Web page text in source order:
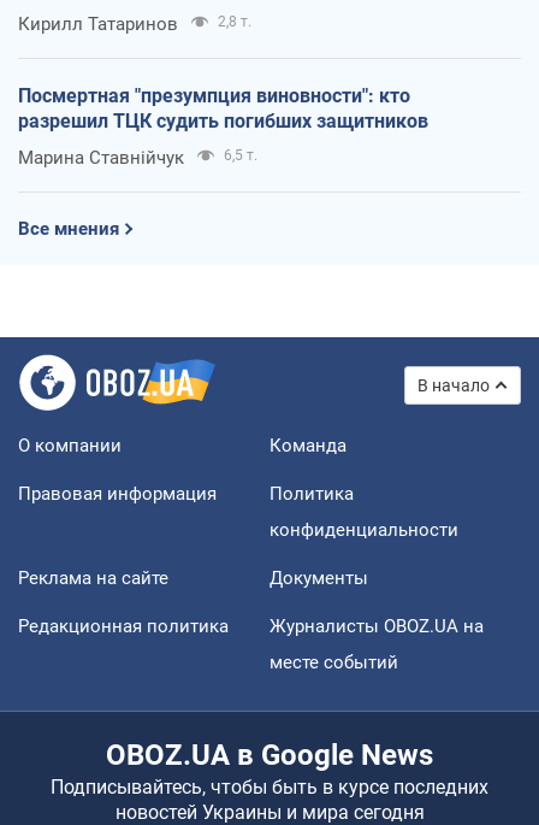
Кирилл Татаринов 2,8 т.
Посмертная "презумпция виновности": кто
разрешил ТЦК судить погибших защитников
Марина Ставнійчук 6,5 т.
Все мнения
В начало
О компании Команда
Правовая информация
Политика
конфиденциальности
Реклама на сайте Документы
Редакционная политика
Журналисты OBOZ.UA на
месте событий
OBOZ.UA в Google News
Подписывайтесь, чтобы быть в курсе последних
новостей Украины и мира сегодня